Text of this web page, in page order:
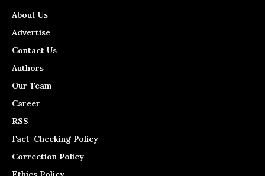
About Us
Advertise
Contact Us
Authors
Our Team
Career
RSS
Fact-Checking Policy
Correction Policy